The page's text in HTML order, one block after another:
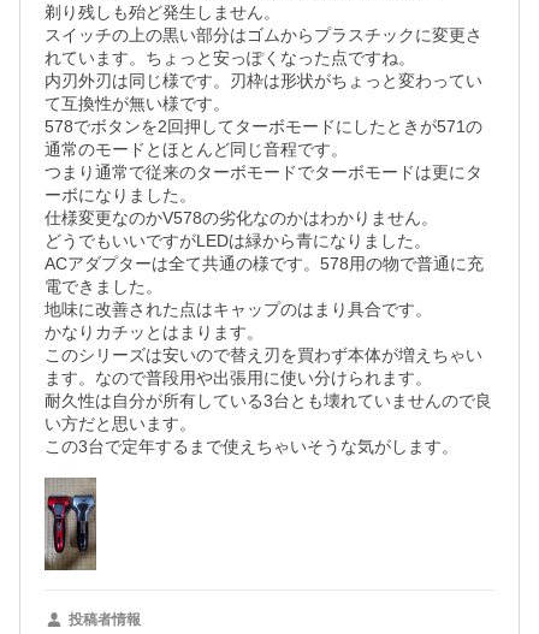
剃り残しも殆ど発生しません。
スイッチの上の黒い部分はゴムからプラスチックに変更さ
れています。ちょっと安っぽくなった点ですね。
内刃外刃は同じ様です。刃枠は形状がちょっと変わってい
て互換性が無い様です。
578でボタンを2回押してターボモードにしたときが571の
通常のモードとほとんど同じ音程です。
つまり通常で従来のターボモードでターボモードは更にタ
ーボになりました。
仕様変更なのかV578の劣化なのかはわかりません。
どうでもいいですがLEDは緑から青になりました。
ACアダプターは全て共通の様です。578用の物で普通に充
電できました。
地味に改善された点はキャップのはまり具合です。
かなりカチッとはまります。
このシリーズは安いので替え刃を買わず本体が増えちゃい
ます。なので普段用や出張用に使い分けられます。
耐久性は自分が所有している3台とも壊れていませんので良
い方だと思います。
この3台で定年するまで使えちゃいそうな気がします。
投稿者情報